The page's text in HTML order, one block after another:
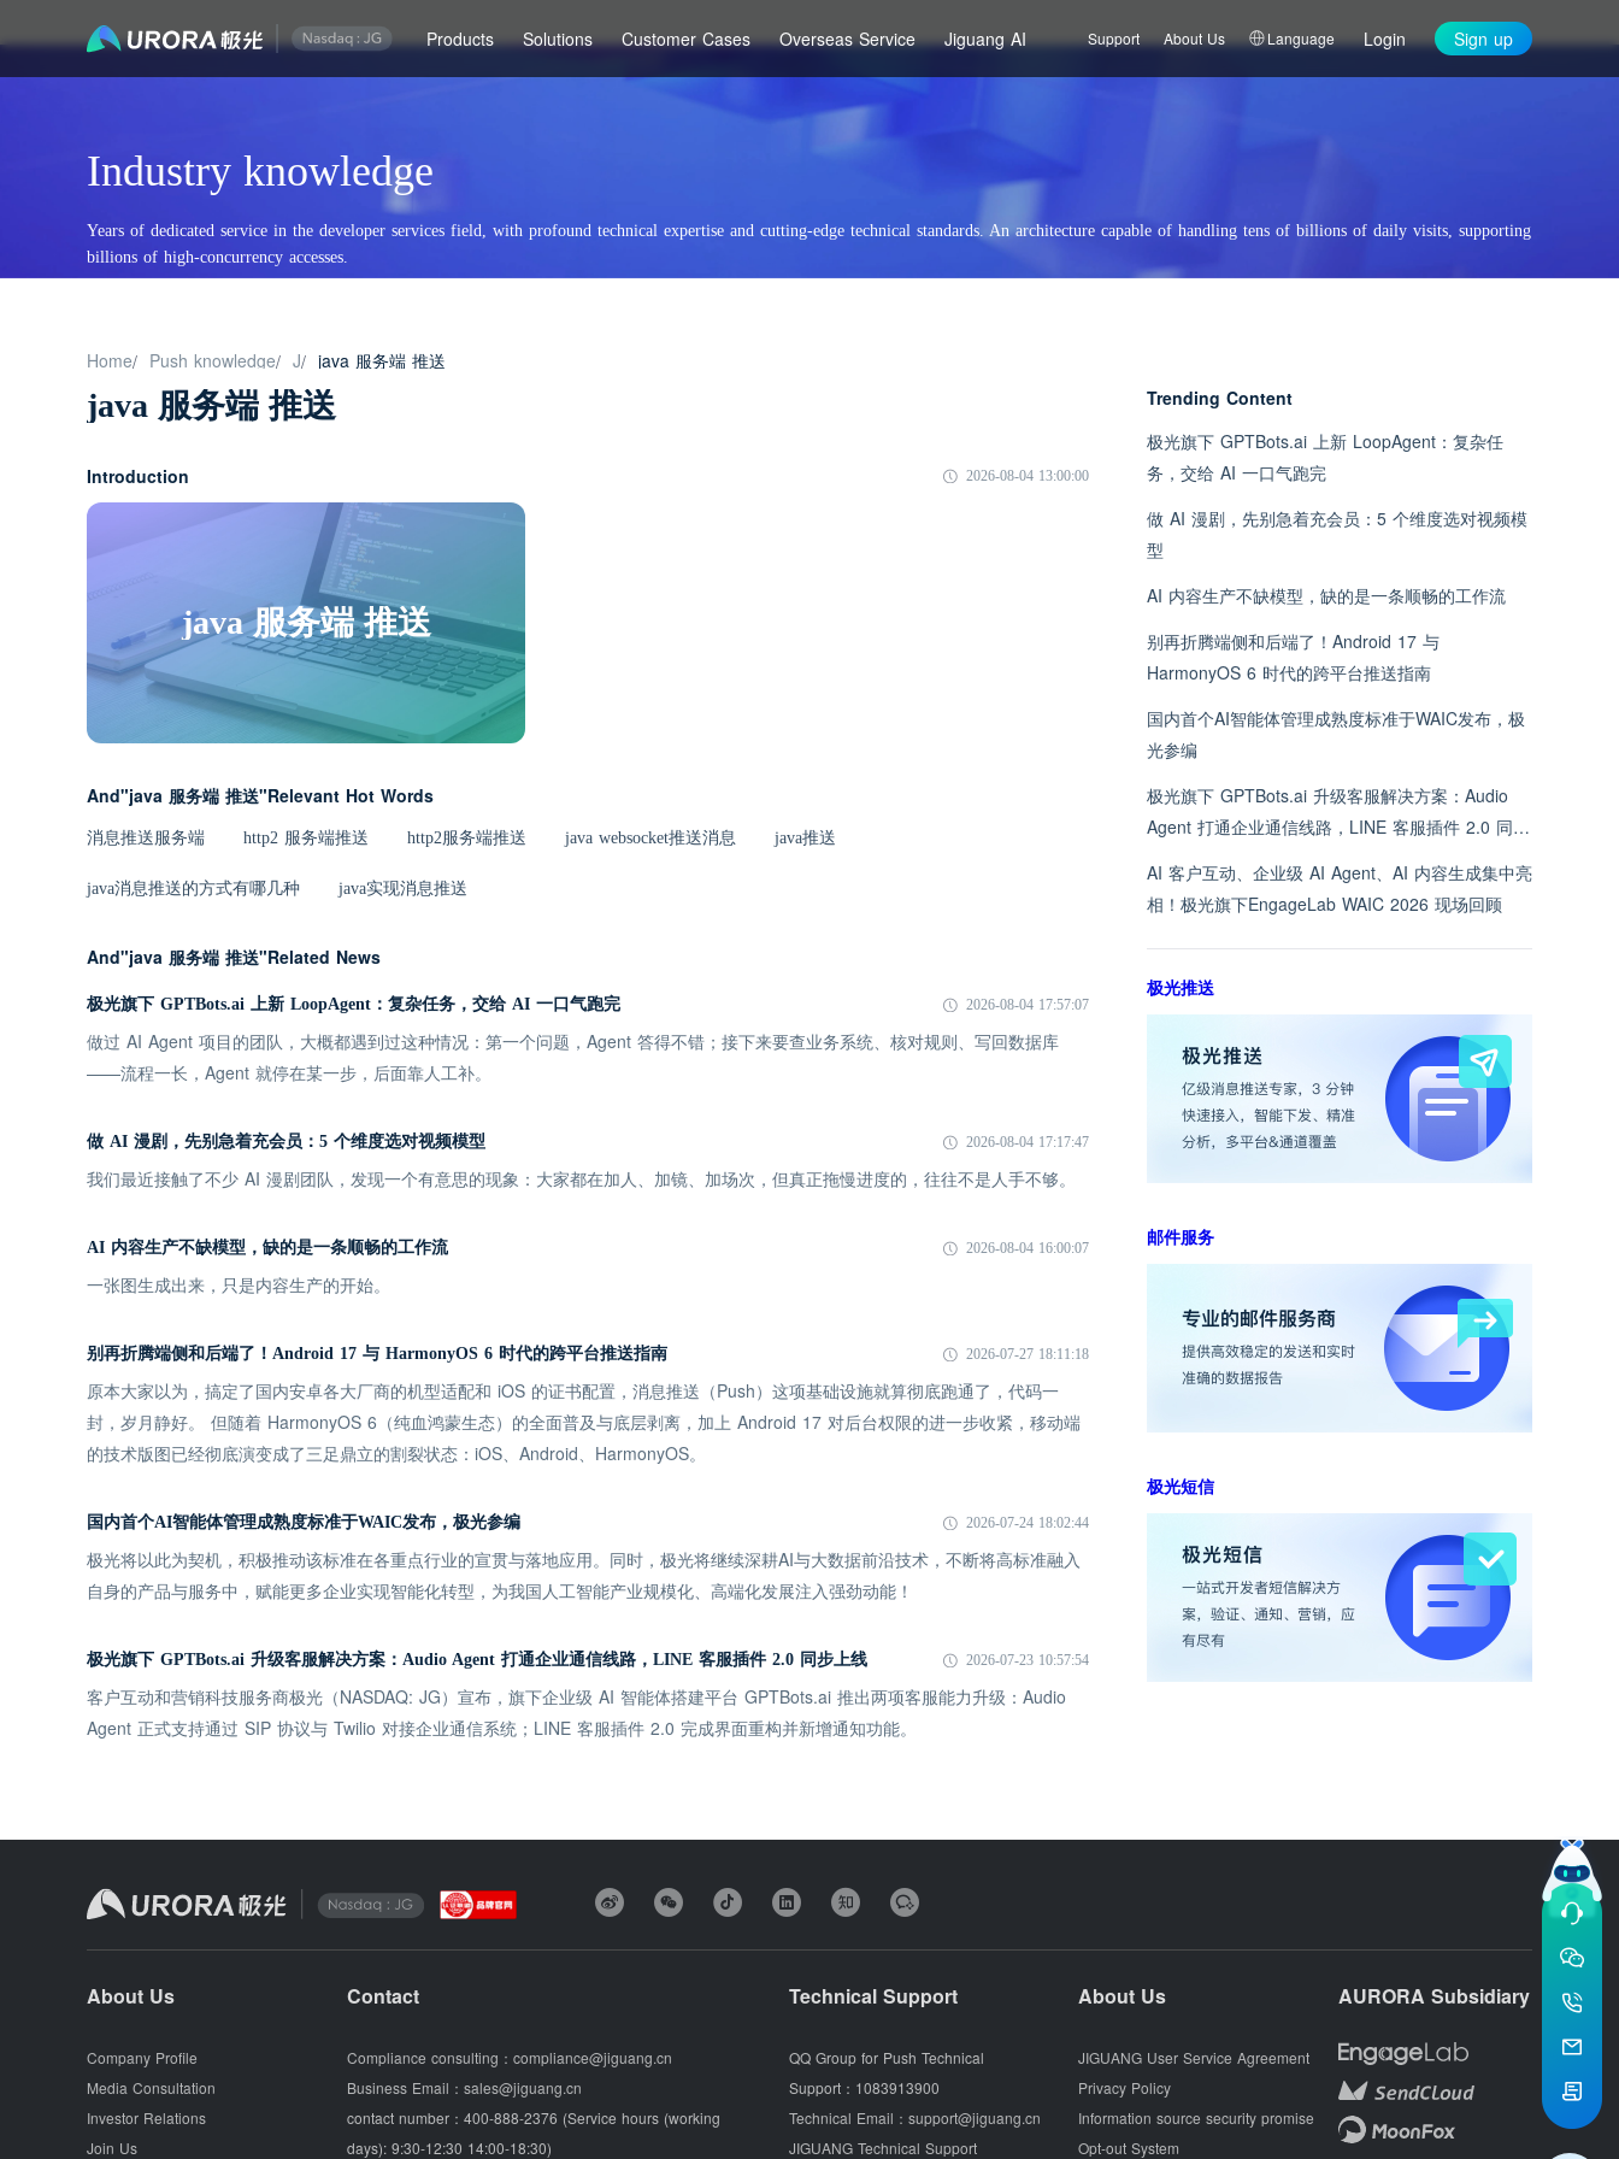
Products Solutions Customer Cases Overseas Service Jiguang AI Support About Us Language Login Sign up
Industry knowledge
Years of dedicated service in the developer services field, with profound technical expertise and cutting-edge technical standards. An architecture capable of handling tens of billions of daily visits, supporting
billions of high-concurrency accesses.
Home/ Push knowledge/ J/ java 服务端 推送
java 服务端 推送
Introduction 2026-08-04 13:00:00
java 服务端 推送
And"java 服务端 推送"Relevant Hot Words
消息推送服务端 http2 服务端推送 http2服务端推送 java websocket推送消息 java推送
java消息推送的方式有哪几种 java实现消息推送
And"java 服务端 推送"Related News
极光旗下 GPTBots.ai 上新 LoopAgent：复杂任务，交给 AI 一口气跑完 2026-08-04 17:57:07
做过 AI Agent 项目的团队，大概都遇到过这种情况：第一个问题，Agent 答得不错；接下来要查业务系统、核对规则、写回数据库
——流程一长，Agent 就停在某一步，后面靠人工补。
做 AI 漫剧，先别急着充会员：5 个维度选对视频模型 2026-08-04 17:17:47
我们最近接触了不少 AI 漫剧团队，发现一个有意思的现象：大家都在加人、加镜、加场次，但真正拖慢进度的，往往不是人手不够。
AI 内容生产不缺模型，缺的是一条顺畅的工作流 2026-08-04 16:00:07
一张图生成出来，只是内容生产的开始。
别再折腾端侧和后端了！Android 17 与 HarmonyOS 6 时代的跨平台推送指南 2026-07-27 18:11:18
原本大家以为，搞定了国内安卓各大厂商的机型适配和 iOS 的证书配置，消息推送（Push）这项基础设施就算彻底跑通了，代码一
封，岁月静好。 但随着 HarmonyOS 6（纯血鸿蒙生态）的全面普及与底层剥离，加上 Android 17 对后台权限的进一步收紧，移动端
的技术版图已经彻底演变成了三足鼎立的割裂状态：iOS、Android、HarmonyOS。
国内首个AI智能体管理成熟度标准于WAIC发布，极光参编 2026-07-24 18:02:44
极光将以此为契机，积极推动该标准在各重点行业的宣贯与落地应用。同时，极光将继续深耕AI与大数据前沿技术，不断将高标准融入
自身的产品与服务中，赋能更多企业实现智能化转型，为我国人工智能产业规模化、高端化发展注入强劲动能！
极光旗下 GPTBots.ai 升级客服解决方案：Audio Agent 打通企业通信线路，LINE 客服插件 2.0 同步上线 2026-07-23 10:57:54
客户互动和营销科技服务商极光（NASDAQ: JG）宣布，旗下企业级 AI 智能体搭建平台 GPTBots.ai 推出两项客服能力升级：Audio
Agent 正式支持通过 SIP 协议与 Twilio 对接企业通信系统；LINE 客服插件 2.0 完成界面重构并新增通知功能。
Trending Content
极光旗下 GPTBots.ai 上新 LoopAgent：复杂任
务，交给 AI 一口气跑完
做 AI 漫剧，先别急着充会员：5 个维度选对视频模
型
AI 内容生产不缺模型，缺的是一条顺畅的工作流
别再折腾端侧和后端了！Android 17 与
HarmonyOS 6 时代的跨平台推送指南
国内首个AI智能体管理成熟度标准于WAIC发布，极
光参编
极光旗下 GPTBots.ai 升级客服解决方案：Audio
Agent 打通企业通信线路，LINE 客服插件 2.0 同步
AI 客户互动、企业级 AI Agent、AI 内容生成集中亮
相！极光旗下EngageLab WAIC 2026 现场回顾
极光推送
邮件服务
极光短信
About Us
Company Profile
Media Consultation
Investor Relations
Join Us
Contact
Compliance consulting： compliance@jiguang.cn
Business Email： sales@jiguang.cn
contact number： 400-888-2376 (Service hours (working
days): 9:30-12:30 14:00-18:30)
Technical Support
QQ Group for Push Technical
Support： 1083913900
Technical Email： support@jiguang.cn
JIGUANG Technical Support
About Us
JIGUANG User Service Agreement
Privacy Policy
Information source security promise
Opt-out System
AURORA Subsidiary